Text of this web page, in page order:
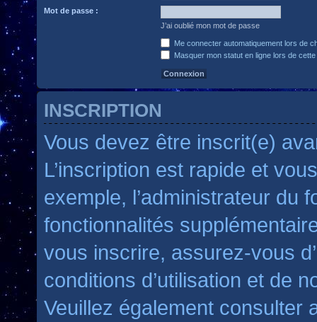
Mot de passe :
J’ai oublié mon mot de passe
Me connecter automatiquement lors de
Masquer mon statut en ligne lors de
INSCRIPTION
Vous devez être inscrit(e)
L’inscription est rapide et
exemple, l’administrateur du
fonctionnalités
vous inscrire, assurez-vous
conditions d’utilisation et de
Veuillez également consulter